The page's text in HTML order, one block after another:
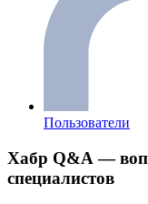
Пользователи
Хабр Q&A —
специалистов